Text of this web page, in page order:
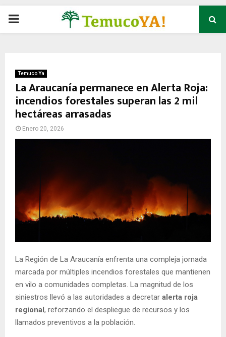
P
M
A
M
N
U
Temuco Ya
La Araucanía permanece en Alerta Roja:
incendios forestales superan las 2 mil
hectáreas arrasadas
Enero 20, 2026
La Región de La Araucanía enfrenta una compleja jornada
marcada por múltiples incendios forestales que mantienen
en vilo a comunidades completas. La magnitud de los
siniestros llevó a las autoridades a decretar alerta roja
regional , reforzando el despliegue de recursos y los
llamados preventivos a la población.